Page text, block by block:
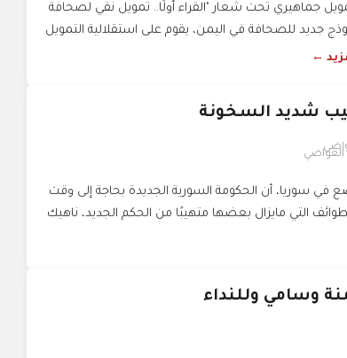
جماهيري تحت شعار "القراء أولًا.. تمويل نقي لصحافة
جديد للصحافة في اليمن، يقوم على استقلالية التمويل
←
شديد السخونة
العواضي
في سوريا، أن الحكومة السورية الجديدة بحاجة إلى وقت
التي مايزال بعضها متهيبًا من الحكم الجديد، ناهيك
وسامي وللنداء